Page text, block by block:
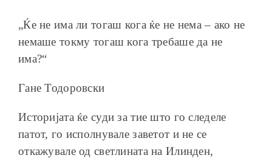
ШКОЛА ЗА МЛАДИ ЛИДЕРИ
„Ќе не има ли тогаш кога ќе не нема – ако не
немаше токму тогаш кога требаше да не
има?“
Гане Тодоровски
Историјата ќе суди за тие што го следеле
патот, го исполнувале заветот и не се
откажувале од светлината на Илинден,